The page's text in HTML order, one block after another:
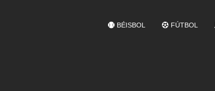
BÉISBOL FÚTBOL